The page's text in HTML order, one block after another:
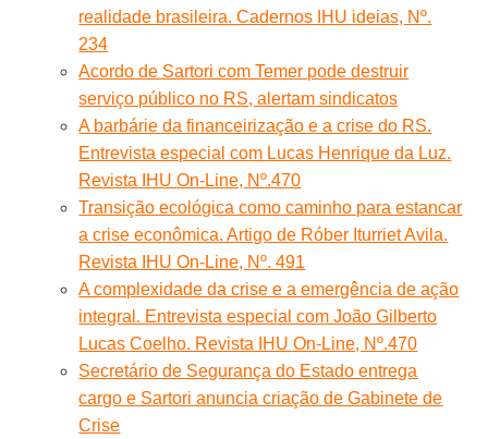
realidade brasileira. Cadernos IHU ideias, Nº.
234
Acordo de Sartori com Temer pode destruir
serviço público no RS, alertam sindicatos
A barbárie da financeirização e a crise do RS.
Entrevista especial com Lucas Henrique da Luz.
Revista IHU On-Line, Nº.470
Transição ecológica como caminho para estancar
a crise econômica. Artigo de Róber Iturriet Avila.
Revista IHU On-Line, Nº. 491
A complexidade da crise e a emergência de ação
integral. Entrevista especial com João Gilberto
Lucas Coelho. Revista IHU On-Line, Nº.470
Secretário de Segurança do Estado entrega
cargo e Sartori anuncia criação de Gabinete de
Crise